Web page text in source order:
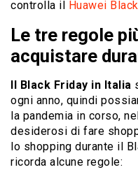
controlla il Huawei
Le tre regole
acquistare
Il Black Friday in Italia
ogni anno, quindi
la pandemia in corso,
desiderosi di fare
lo shopping durante il
ricorda alcune regole: